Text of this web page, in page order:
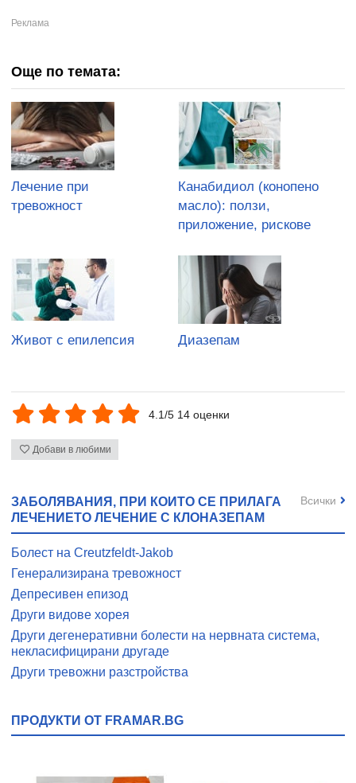
Още по темата:
Лечение при
тревожност
Канабидиол (конопено
масло): ползи,
приложение, рискове
Живот с епилепсия Диазепам
4.1/5 14 оценки
Добави в любими
ЗАБОЛЯВАНИЯ, ПРИ КОИТО СЕ ПРИЛАГА
ЛЕЧЕНИЕТО ЛЕЧЕНИЕ С КЛОНАЗЕПАМ
Болест на Creutzfeldt-Jakob
Генерализирана тревожност
Депресивен епизод
Други видове хорея
Други дегенеративни болести на нервната система,
некласифицирани другаде
Други тревожни разстройства
Всички
ПРОДУКТИ ОТ FRAMAR.BG